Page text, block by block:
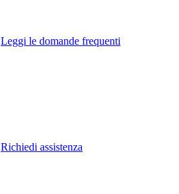
Leggi le domande frequenti
Richiedi assistenza